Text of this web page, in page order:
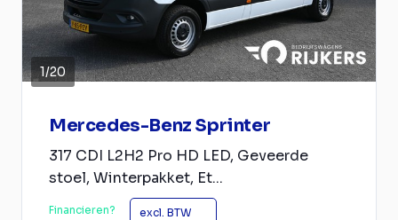
1/20
Mercedes-Benz Sprinter
317 CDI L2H2 Pro HD LED, Geveerde
stoel, Winterpakket, Et...
Financieren? excl. BTW